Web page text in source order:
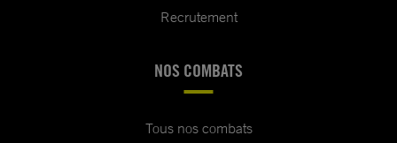
Recrutement
NOS COMBATS
Tous nos combats